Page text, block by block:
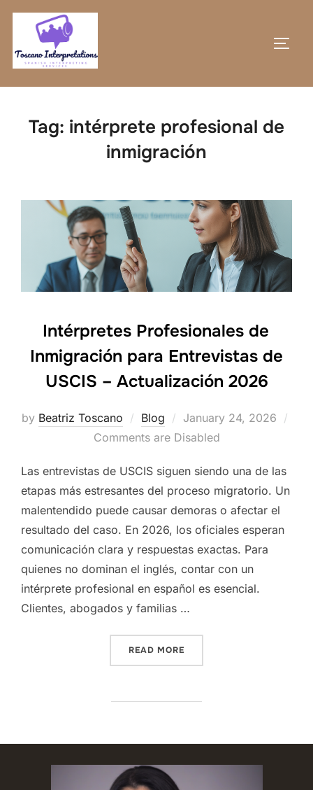
Skip
content
Tag: intérprete profesional de
inmigración
Intérpretes Profesionales de
Inmigración para Entrevistas de
USCIS – Actualización 2026
by Beatriz Toscano Blog
Posted
on
January 24, 2026
Comments are Disabled
Las entrevistas de USCIS siguen siendo una de las
etapas más estresantes del proceso migratorio. Un
malentendido puede causar demoras o afectar el
resultado del caso. En 2026, los oficiales esperan
comunicación clara y respuestas exactas. Para
quienes no dominan el inglés, contar con un
intérprete profesional en español es esencial.
Clientes, abogados y familias …
READ MORE